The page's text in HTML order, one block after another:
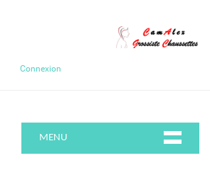
Connexion
MENU